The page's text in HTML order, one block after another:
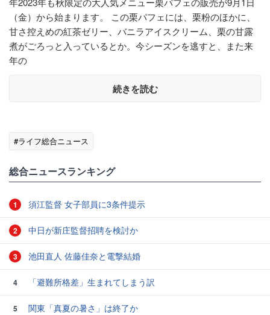
（金）から始まります。 この栗パフェには、栗粉のほかに、
甘さ控えめの紅茶ゼリー、バニラアイスクリーム、栗の甘露
煮がごろっと入っているとか。今シーズンを逃すと、また来
年の
続きを読む
#ライフ総合ニュース
総合ニュースランキング
1 須江監督 女子部員に3条件提示
2 中日が新庄監督招聘を検討か
3 池田直人 佐藤佳奈と電撃結婚
4 「避難所格差」生まれてしまう訳
5
関東「真夏の暑さ」は終了か